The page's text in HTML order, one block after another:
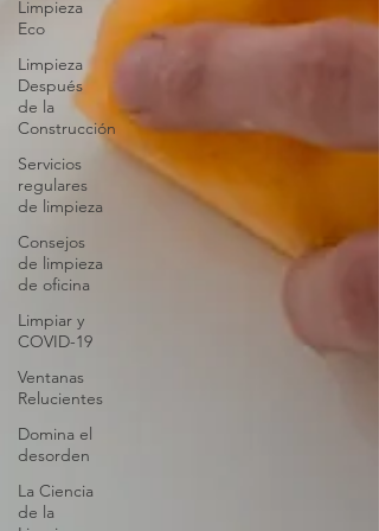
Limpieza
Eco
Limpieza
Después
de la
Construcción
Servicios
regulares
de limpieza
Consejos
de limpieza
de oficina
Limpiar y
COVID-19
Ventanas
Relucientes
Domina el
desorden
La Ciencia
de la